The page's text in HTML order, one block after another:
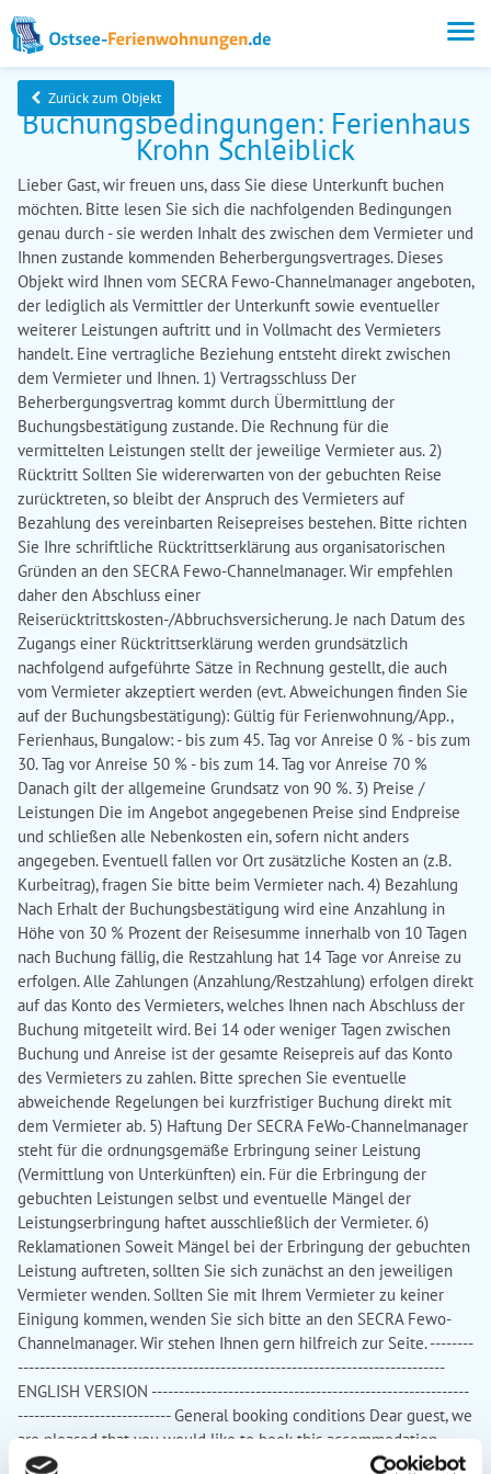
Zurück zum Objekt
Buchungsbedingungen: Ferienhaus
Krohn Schleiblick
Lieber Gast, wir freuen uns, dass Sie diese Unterkunft buchen
möchten. Bitte lesen Sie sich die nachfolgenden Bedingungen
genau durch - sie werden Inhalt des zwischen dem Vermieter und
Ihnen zustande kommenden Beherbergungsvertrages. Dieses
Objekt wird Ihnen vom SECRA Fewo-Channelmanager angeboten,
der lediglich als Vermittler der Unterkunft sowie eventueller
weiterer Leistungen auftritt und in Vollmacht des Vermieters
handelt. Eine vertragliche Beziehung entsteht direkt zwischen
dem Vermieter und Ihnen. 1) Vertragsschluss Der
Beherbergungsvertrag kommt durch Übermittlung der
Buchungsbestätigung zustande. Die Rechnung für die
vermittelten Leistungen stellt der jeweilige Vermieter aus. 2)
Rücktritt Sollten Sie widererwarten von der gebuchten Reise
zurücktreten, so bleibt der Anspruch des Vermieters auf
Bezahlung des vereinbarten Reisepreises bestehen. Bitte richten
Sie Ihre schriftliche Rücktrittserklärung aus organisatorischen
Gründen an den SECRA Fewo-Channelmanager. Wir empfehlen
daher den Abschluss einer
Reiserücktrittskosten-/Abbruchsversicherung. Je nach Datum des
Zugangs einer Rücktrittserklärung werden grundsätzlich
nachfolgend aufgeführte Sätze in Rechnung gestellt, die auch
vom Vermieter akzeptiert werden (evt. Abweichungen finden Sie
auf der Buchungsbestätigung): Gültig für Ferienwohnung/App.,
Ferienhaus, Bungalow: - bis zum 45. Tag vor Anreise 0 % - bis zum
30. Tag vor Anreise 50 % - bis zum 14. Tag vor Anreise 70 %
Danach gilt der allgemeine Grundsatz von 90 %. 3) Preise /
Leistungen Die im Angebot angegebenen Preise sind Endpreise
und schließen alle Nebenkosten ein, sofern nicht anders
angegeben. Eventuell fallen vor Ort zusätzliche Kosten an (z.B.
Kurbeitrag), fragen Sie bitte beim Vermieter nach. 4) Bezahlung
Nach Erhalt der Buchungsbestätigung wird eine Anzahlung in
Höhe von 30 % Prozent der Reisesumme innerhalb von 10 Tagen
nach Buchung fällig, die Restzahlung hat 14 Tage vor Anreise zu
erfolgen. Alle Zahlungen (Anzahlung/Restzahlung) erfolgen direkt
auf das Konto des Vermieters, welches Ihnen nach Abschluss der
Buchung mitgeteilt wird. Bei 14 oder weniger Tagen zwischen
Buchung und Anreise ist der gesamte Reisepreis auf das Konto
des Vermieters zu zahlen. Bitte sprechen Sie eventuelle
abweichende Regelungen bei kurzfristiger Buchung direkt mit
dem Vermieter ab. 5) Haftung Der SECRA FeWo-Channelmanager
steht für die ordnungsgemäße Erbringung seiner Leistung
(Vermittlung von Unterkünften) ein. Für die Erbringung der
gebuchten Leistungen selbst und eventuelle Mängel der
Leistungserbringung haftet ausschließlich der Vermieter. 6)
Reklamationen Soweit Mängel bei der Erbringung der gebuchten
Leistung auftreten, sollten Sie sich zunächst an den jeweiligen
Vermieter wenden. Sollten Sie mit Ihrem Vermieter zu keiner
Einigung kommen, wenden Sie sich bitte an den SECRA Fewo-
Channelmanager. Wir stehen Ihnen gern hilfreich zur Seite. --------
------------------------------------------------------------------------------
ENGLISH VERSION ----------------------------------------------------------
---------------------------- General booking conditions Dear guest, we
are pleased that you would like to book this accommodation.
Please read the following terms and conditions carefully - they